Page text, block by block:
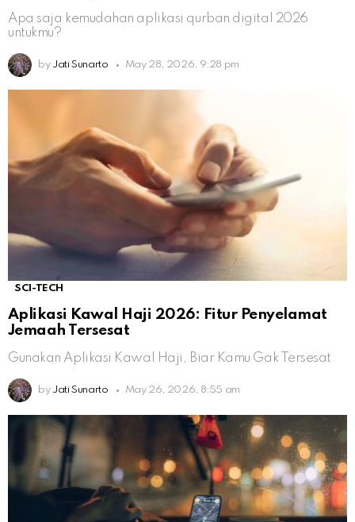
Apa saja kemudahan aplikasi qurban digital 2026
untukmu?
by Jati Sunarto May 28, 2026, 9:28 pm
SCI-TECH
Aplikasi Kawal Haji 2026: Fitur Penyelamat
Jemaah Tersesat
Gunakan Aplikasi Kawal Haji, Biar Kamu Gak Tersesat
by Jati Sunarto May 26, 2026, 8:55 am